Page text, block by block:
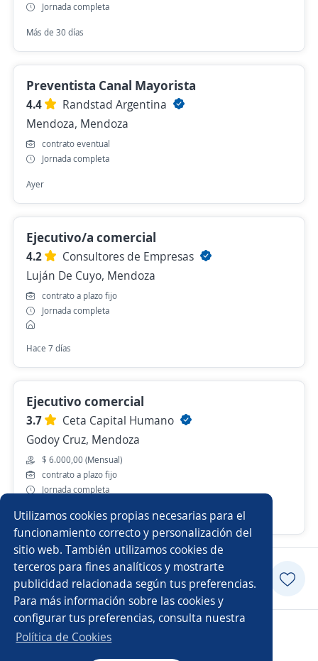
Utilizamos cookies propias necesarias para el
funcionamiento correcto y personalización del
sitio web. También utilizamos cookies de
terceros para fines analíticos y mostrarte
publicidad relacionada según tus preferencias.
Para más información sobre las cookies y
configurar tus preferencias, consulta nuestra
Política de Cookies
Jornada completa
Más de 30 días
Preventista Canal Mayorista
4.4
Randstad Argentina
Mendoza, Mendoza
contrato eventual
Jornada completa
Ayer
Ejecutivo/a comercial
4.2
Consultores de Empresas
Luján De Cuyo, Mendoza
contrato a plazo fijo
Jornada completa
Hace 7 días
Ejecutivo comercial
3.7
Ceta Capital Humano
Godoy Cruz, Mendoza
$ 6.000,00 (Mensual)
contrato a plazo fijo
Jornada completa
30 de julio
Postularme
Copyright 2014 - 2026 DGNET LTD.
Aviso legal